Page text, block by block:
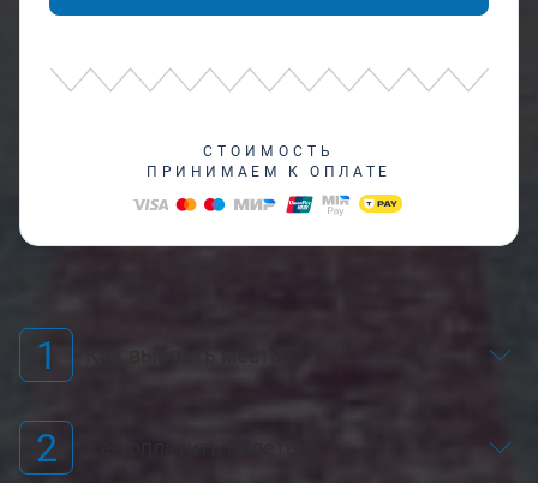
СТОИМОСТЬ
ПРИНИМАЕМ К ОПЛАТЕ
1
2